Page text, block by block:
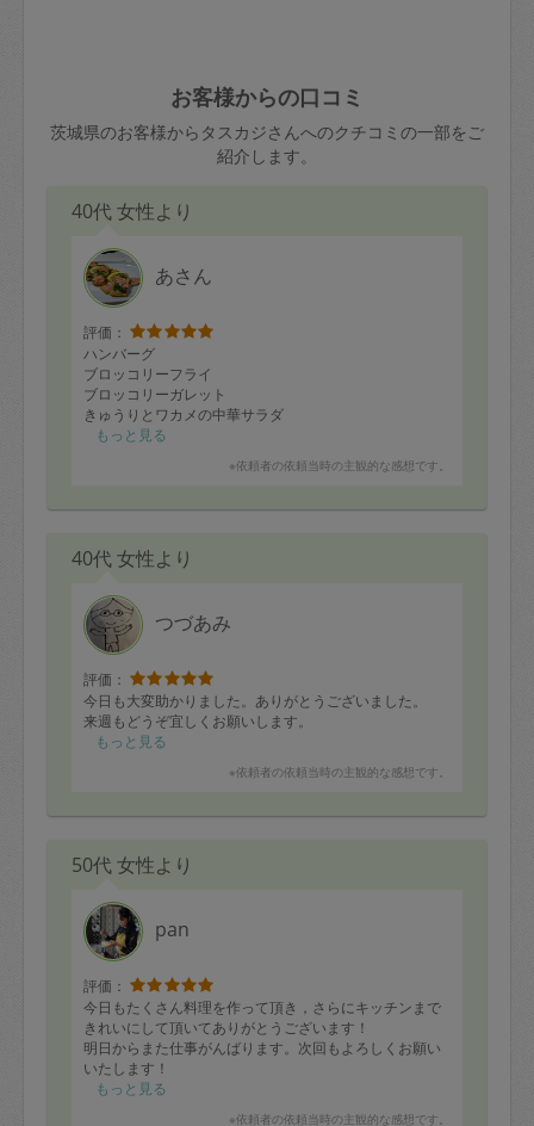
依頼者不在による当日キャンセル＝依頼
金額の100%＋交通費全額
合、水曜日午前9時以降はキャンセル料が
発生
水曜日9時〜金曜日9時まで＝依頼料金の
50%
金曜日9時～土曜日8時まで＝依頼金額の
100%
土曜日8時〜実施時間＝依頼金額の100%
＋交通費全額
依頼者不在による当日キャンセル＝依頼
定期契約をキャンセルする場合、毎週定
期は月2回まで隔週定期は月1回までキャ
ンセル料は発生しません。それ以上はキ
ャンセル料が発生します。
定期契約キャンセル料：
い。
※キャンセル料金の設定について：
定期依頼1回（3時間）の金額とスポット
1回（3時間）依頼した場合の金額の差額
相当で料金設定されています。
きた場合は損害保険の対象外となるので
ご注意ください。
あわせてこちらも参照ください ： 初めて
利用します。注意しなくてはいけない点
はありますか？
お客様からの口コミ
茨城県のお客様からタスカジさんへのクチコミの一部をご
紹介します。
40代 女性より
あさん
評価：
ハンバーグ
ブロッコリーフライ
ブロッコリーガレット
きゅうりとワカメの中華サラダ
トマトマリネ
ます。
もっと見る
※依頼者の依頼当時の主観的な感想です。
40代 女性より
つづあみ
評価：
今日も大変助かりました。ありがとうございました。
来週もどうぞ宜しくお願いします。
もっと見る
※依頼者の依頼当時の主観的な感想です。
50代 女性より
pan
評価：
今日もたくさん料理を作って頂き，さらにキッチンまで
きれいにして頂いてありがとうございます！
明日からまた仕事がんばります。次回もよろしくお願い
いたします！
もっと見る
※依頼者の依頼当時の主観的な感想です。